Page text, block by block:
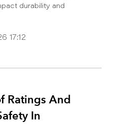
durability and
17:12
Ratings And
In